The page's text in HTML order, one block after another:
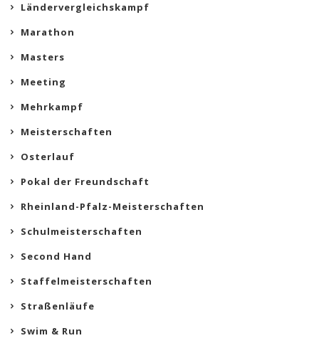
Ländervergleichskampf
Marathon
Masters
Meeting
Mehrkampf
Meisterschaften
Osterlauf
Pokal der Freundschaft
Rheinland-Pfalz-Meisterschaften
Schulmeisterschaften
Second Hand
Staffelmeisterschaften
Straßenläufe
Swim & Run